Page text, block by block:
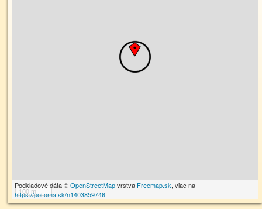
100 m
Podkladové dáta ©OpenStreetMapvrstva Freemap.sk, viac na
https://poi.oma.sk/n1403859746